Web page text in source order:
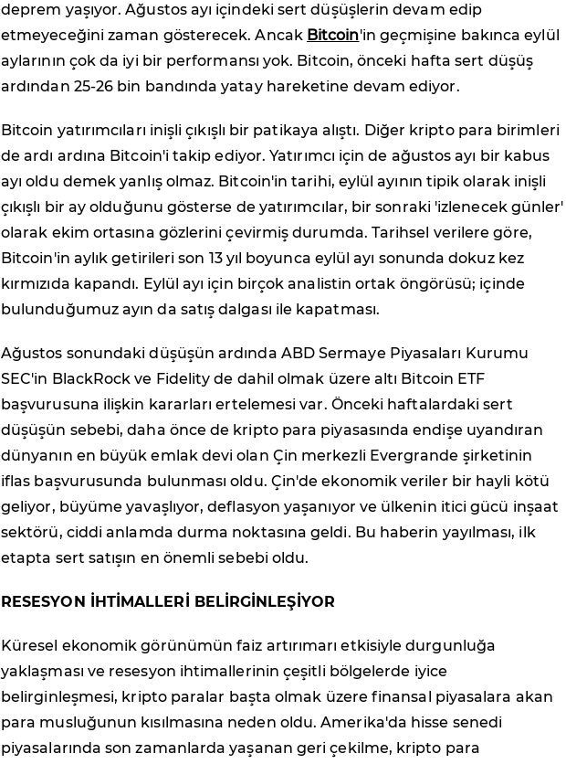
deprem yaşıyor. Ağustos ayı içindeki sert düşüşlerin devam edip
etmeyeceğini zaman gösterecek. Ancak Bitcoin'in geçmişine bakınca eylül
aylarının çok da iyi bir performansı yok. Bitcoin, önceki hafta sert düşüş
ardından 25-26 bin bandında yatay hareketine devam ediyor.
Bitcoin yatırımcıları inişli çıkışlı bir patikaya alıştı. Diğer kripto para birimleri
de ardı ardına Bitcoin'i takip ediyor. Yatırımcı için de ağustos ayı bir kabus
ayı oldu demek yanlış olmaz. Bitcoin'in tarihi, eylül ayının tipik olarak inişli
çıkışlı bir ay olduğunu gösterse de yatırımcılar, bir sonraki 'izlenecek günler'
olarak ekim ortasına gözlerini çevirmiş durumda. Tarihsel verilere göre,
Bitcoin'in aylık getirileri son 13 yıl boyunca eylül ayı sonunda dokuz kez
kırmızıda kapandı. Eylül ayı için birçok analistin ortak öngörüsü; içinde
bulunduğumuz ayın da satış dalgası ile kapatması.
Ağustos sonundaki düşüşün ardında ABD Sermaye Piyasaları Kurumu
SEC'in BlackRock ve Fidelity de dahil olmak üzere altı Bitcoin ETF
başvurusuna ilişkin kararları ertelemesi var. Önceki haftalardaki sert
düşüşün sebebi, daha önce de kripto para piyasasında endişe uyandıran
dünyanın en büyük emlak devi olan Çin merkezli Evergrande şirketinin
iflas başvurusunda bulunması oldu. Çin'de ekonomik veriler bir hayli kötü
geliyor, büyüme yavaşlıyor, deflasyon yaşanıyor ve ülkenin itici gücü inşaat
sektörü, ciddi anlamda durma noktasına geldi. Bu haberin yayılması, ilk
etapta sert satışın en önemli sebebi oldu.
RESESYON İHTİMALLERİ BELİRGİNLEŞİYOR
Küresel ekonomik görünümün faiz artırımarı etkisiyle durgunluğa
yaklaşması ve resesyon ihtimallerinin çeşitli bölgelerde iyice
belirginleşmesi, kripto paralar başta olmak üzere finansal piyasalara akan
para musluğunun kısılmasına neden oldu. Amerika'da hisse senedi
piyasalarında son zamanlarda yaşanan geri çekilme, kripto para